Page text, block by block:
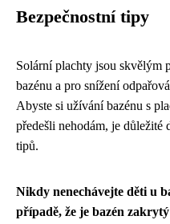
Bezpečnostní tipy
Solární plachty jsou skvělým
bazénu a pro snížení
Abyste si užívání bazénu s
předešli nehodám, je důležité
tipů.
Nikdy nenechávejte děti u
případě, že je bazén